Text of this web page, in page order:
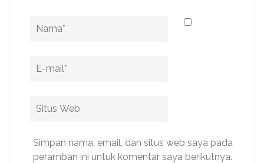
Name
Email
Situs
Simpan nama, email, dan situs web saya pada
peramban ini untuk komentar saya berikutnya.